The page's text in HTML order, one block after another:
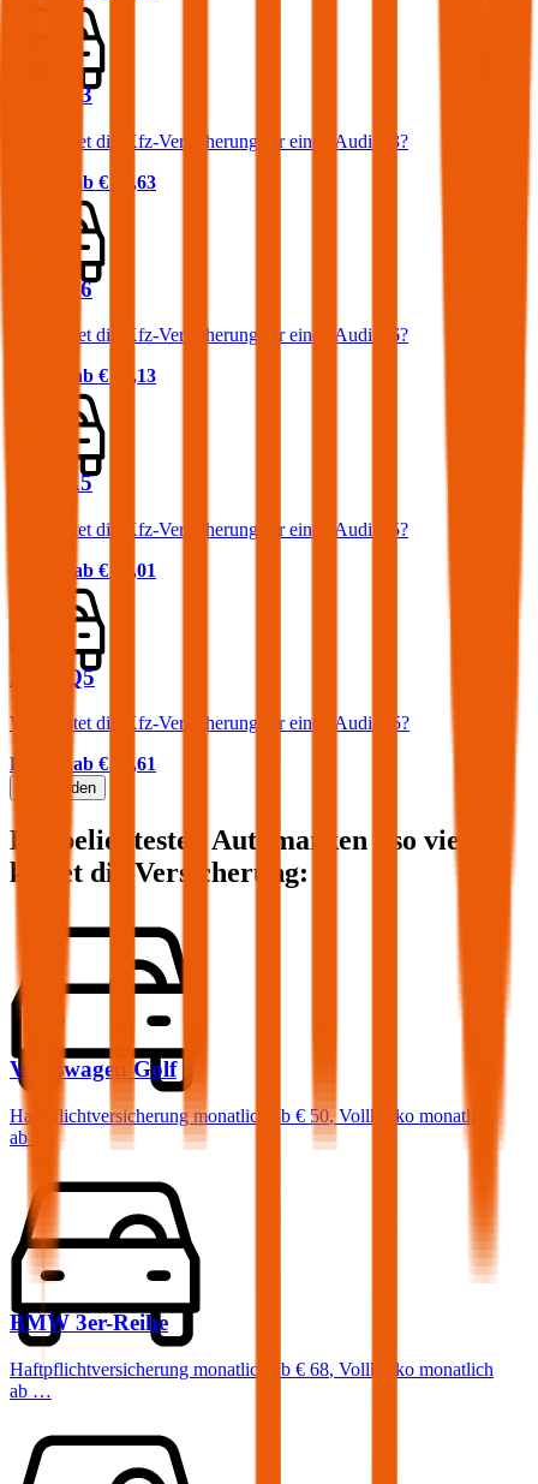
Audi A3
Was kostet die Kfz-Versicherung für einen Audi A3?
Prämie ab € 54,63
Audi A6
Was kostet die Kfz-Versicherung für einen Audi A6?
Prämie ab € 69,13
Audi A5
Was kostet die Kfz-Versicherung für einen Audi A5?
Prämie ab € 64,01
Audi Q5
Was kostet die Kfz-Versicherung für einen Audi Q5?
Prämie ab € 85,61
Mehr laden
Die beliebtesten Automarken - so viel
kostet die Versicherung:
Volkswagen Golf
Haftpflichtversicherung monatlich ab € 50,Vollkasko monatlich
ab …
BMW 3er-Reihe
Haftpflichtversicherung monatlich ab € 68, Vollkasko monatlich
ab …